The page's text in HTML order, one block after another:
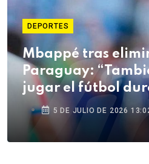
DEPORTES
Mbappé tras
Paraguay:
jugar el fútbol
en la pelea”
5 DE JULIO DE 2026